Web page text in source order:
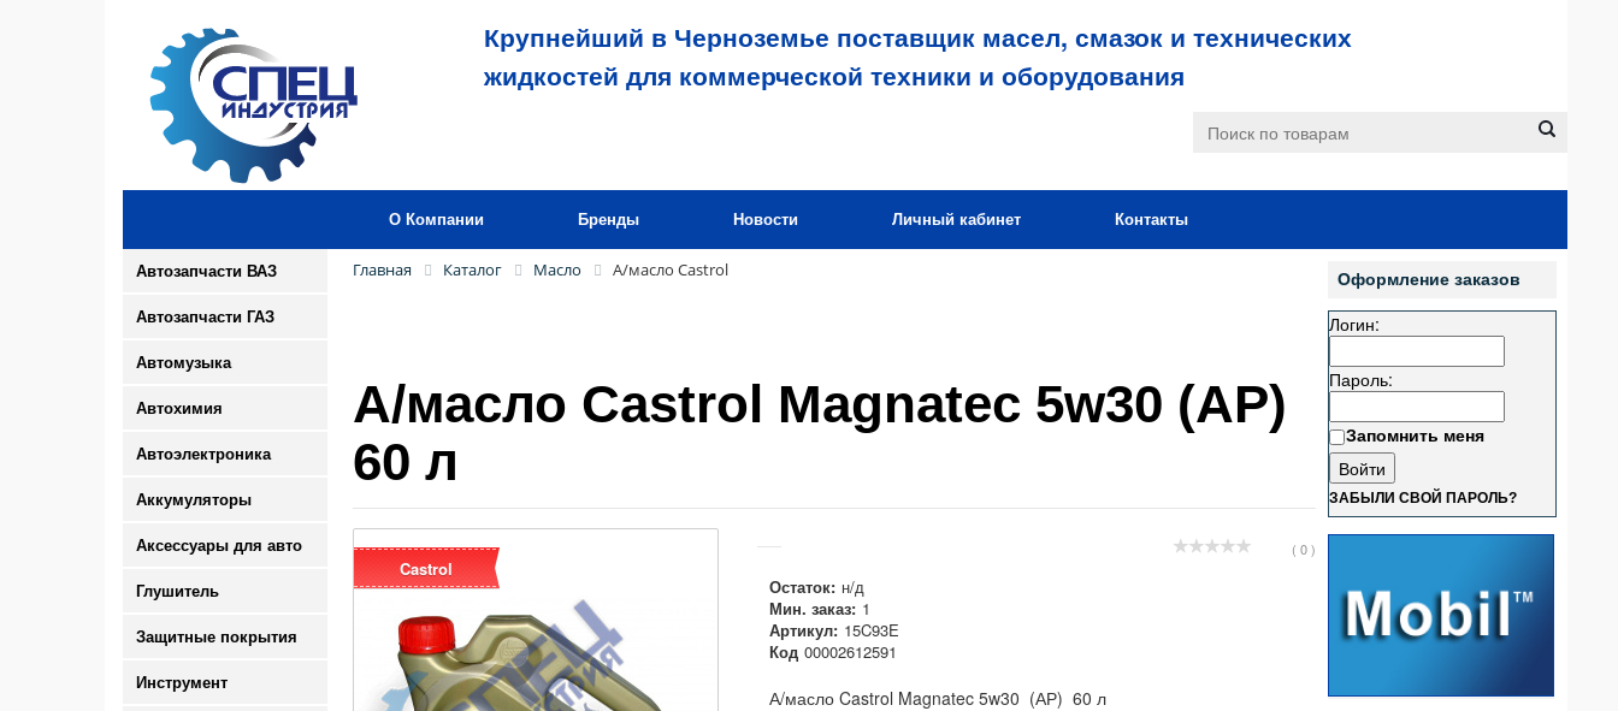
Крупнейший в Черноземье поставщик масел, смазок и технических
жидкостей для коммерческой техники и оборудования
О Компании Бренды Новости Личный кабинет Контакты
Автозапчасти ВАЗ
Автозапчасти ГАЗ
Автомузыка
Автохимия
Автоэлектроника
Аккумуляторы
Аксессуары для авто
Глушитель
Защитные покрытия
Инструмент
Главная Каталог Масло А/масло Castrol
А/масло Castrol Magnatec 5w30 (АР)
60 л
Castrol
( 0 )
Остаток: н/д
Мин. заказ: 1
Артикул: 15C93E
Код 00002612591
А/масло Castrol Magnatec 5w30 (АР) 60 л
Оформление заказов
Логин:
Пароль:
Запомнить меня
ЗАБЫЛИ СВОЙ ПАРОЛЬ?